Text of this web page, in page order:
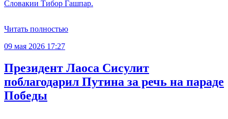
Словакии Тибор Гашпар.
Читать полностью
09 мая 2026 17:27
Президент Лаоса Сисулит
поблагодарил Путина за речь на параде
Победы